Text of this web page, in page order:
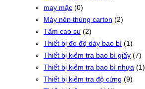
may mặc (0)
Máy nén thùng carton (2)
Tấm cao su (2)
Thiết bị đo độ dày bao bì (1)
Thiết bị kiểm tra bao bì giấy (7)
Thiết bị kiểm tra bao bì nhựa (1)
Thiết bị kiểm tra độ cứng (9)